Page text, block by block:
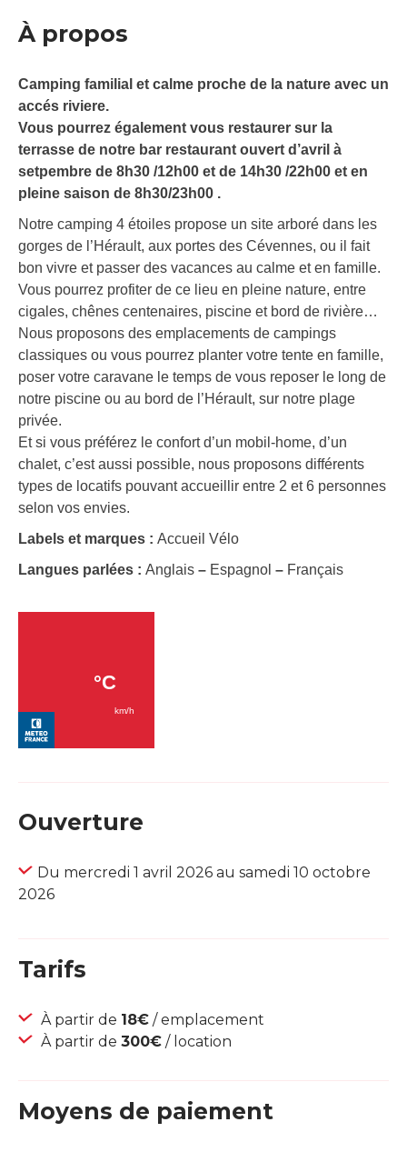
À propos
Camping familial et calme proche de la nature avec un
accés riviere.
Vous pourrez également vous restaurer sur la
terrasse de notre bar restaurant ouvert d’avril à
setpembre de 8h30 /12h00 et de 14h30 /22h00 et en
pleine saison de 8h30/23h00 .
Notre camping 4 étoiles propose un site arboré dans les
gorges de l’Hérault, aux portes des Cévennes, ou il fait
bon vivre et passer des vacances au calme et en famille.
Vous pourrez profiter de ce lieu en pleine nature, entre
cigales, chênes centenaires, piscine et bord de rivière…
Nous proposons des emplacements de campings
classiques ou vous pourrez planter votre tente en famille,
poser votre caravane le temps de vous reposer le long de
notre piscine ou au bord de l’Hérault, sur notre plage
privée.
Et si vous préférez le confort d’un mobil-home, d’un
chalet, c’est aussi possible, nous proposons différents
types de locatifs pouvant accueillir entre 2 et 6 personnes
selon vos envies.
Labels et marques : Accueil Vélo
Langues parlées : Anglais – Espagnol – Français
Ouverture
Du mercredi 1 avril 2026 au samedi 10 octobre
2026
Tarifs
À partir de 18€ / emplacement
À partir de 300€ / location
Moyens de paiement